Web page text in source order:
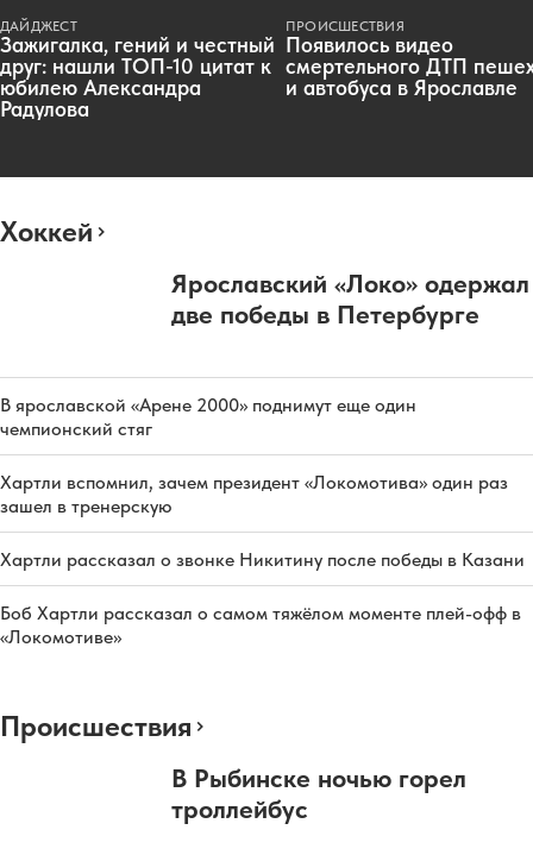
ДАЙДЖЕСТ
Зажигалка, гений и честный
друг: нашли ТОП-10 цитат к
юбилею Александра
Радулова
ПРОИСШЕСТВИЯ
Появилось видео
смертельного ДТП
и автобуса в Ярославле
Хоккей
Ярославский «Локо» одержал
две победы в Петербурге
В ярославской «Арене 2000» поднимут еще один
чемпионский стяг
Хартли вспомнил, зачем президент «Локомотива» один раз
зашел в тренерскую
Хартли рассказал о звонке Никитину после победы в Казани
Боб Хартли рассказал о самом тяжёлом моменте плей-офф в
«Локомотиве»
Происшествия
В Рыбинске ночью горел
троллейбус